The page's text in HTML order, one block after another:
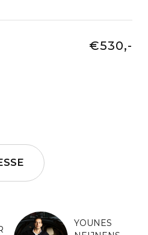
€530,-
YOUNES